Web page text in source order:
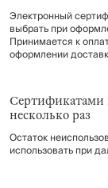
Электронный
выбрать при
Принимается к
оформлении
Сертификатами
несколько раз
Остаток
использовать при